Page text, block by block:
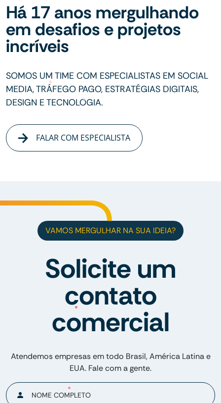
Há 17 anos mergulhando
em desafios e projetos
incríveis
SOMOS UM TIME COM ESPECIALISTAS EM SOCIAL
MEDIA, TRÁFEGO PAGO, ESTRATÉGIAS DIGITAIS,
DESIGN E TECNOLOGIA.
FALAR COM ESPECIALISTA
VAMOS MERGULHAR NA SUA IDEIA?
Solicite um
contato
comercial
Atendemos empresas em todo Brasil, América Latina e
EUA. Fale com a gente.
NOME COMPLETO